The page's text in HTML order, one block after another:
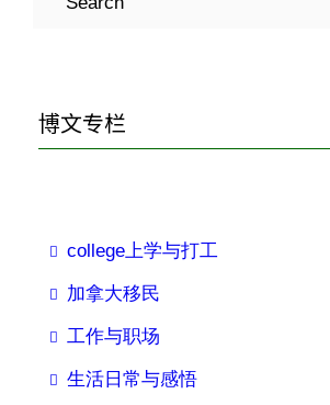
c
h
博文专栏
college上学与打工
加拿大移民
工作与职场
生活日常与感悟